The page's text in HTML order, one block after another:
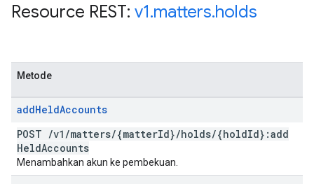
Resource REST: v1.matters.holds
Metode
addHeldAccounts
POST /v1 /matters/{matterId}/holds/{holdId}:add
HeldAccounts
Menambahkan akun ke pembekuan.